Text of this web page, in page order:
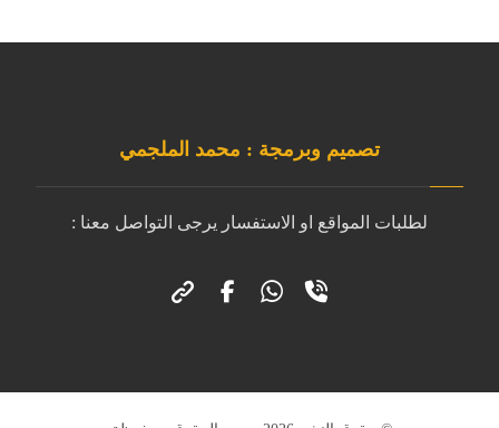
تصميم وبرمجة : محمد الملجمي
لطلبات المواقع او الاستفسار يرجى التواصل معنا :